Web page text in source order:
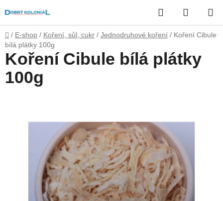
na
obsah
Hledat
KOŠÍK
Domů
/ E-shop / Koření, sůl, cukr / Jednodruhové koření / Koření Cibule
bílá plátky 100g
Koření Cibule bílá plátky
100g